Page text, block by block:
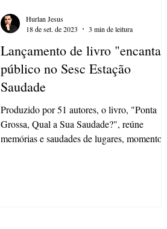
Lançamento de livro "encanta
público no Sesc Estação
Saudade
Produzido por 51 autores, o livro, "Ponta
Grossa, Qual a Sua Saudade?", reúne
memórias e saudades de lugares, momentos e
Hurlan Jesus
18 de set. de 2023
3 min de leitura